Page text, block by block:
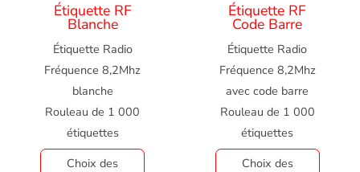
Étiquette RF
Blanche
Étiquette Radio
Fréquence 8,2Mhz
blanche
Rouleau de 1 000
étiquettes
Choix des
Étiquette RF
Code Barre
Étiquette Radio
Fréquence 8,2Mhz
avec code barre
Rouleau de 1 000
étiquettes
Choix des